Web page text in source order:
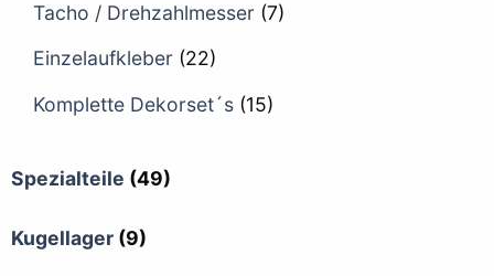
Tacho / Drehzahlmesser (7)
Einzelaufkleber (22)
Komplette Dekorset´s (15)
Spezialteile (49)
Kugellager (9)